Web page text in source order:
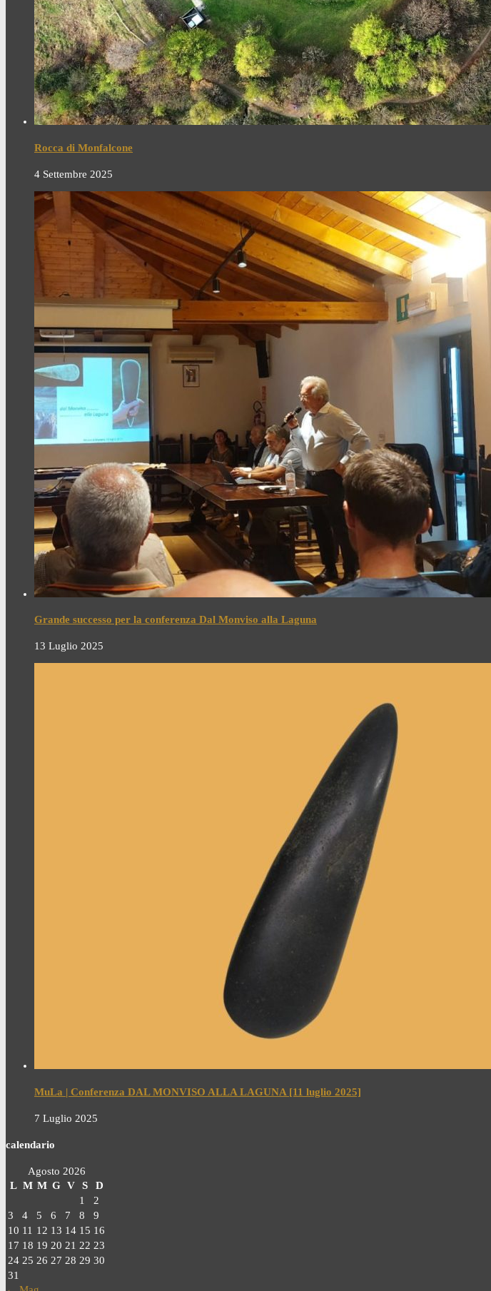
Rocca di Monfalcone
4 Settembre 2025
Grande successo per la conferenza Dal Monviso alla Laguna
13 Luglio 2025
MuLa | Conferenza DAL MONVISO ALLA LAGUNA [11 luglio 2025]
7 Luglio 2025
calendario
Agosto 2026
L M M G V S
D
1
2
3
4 5 6 7 8
9
10 11 12 13 14 15 16
17 18 19 20 21 22 23
24 25 26 27 28 29 30
31